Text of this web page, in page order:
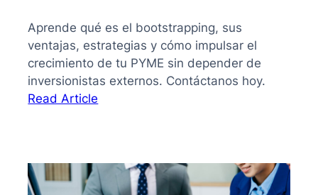
Aprende qué es el bootstrapping, sus
ventajas, estrategias y cómo impulsar el
crecimiento de tu PYME sin depender de
inversionistas externos. Contáctanos hoy.
Read Article
y
cómo